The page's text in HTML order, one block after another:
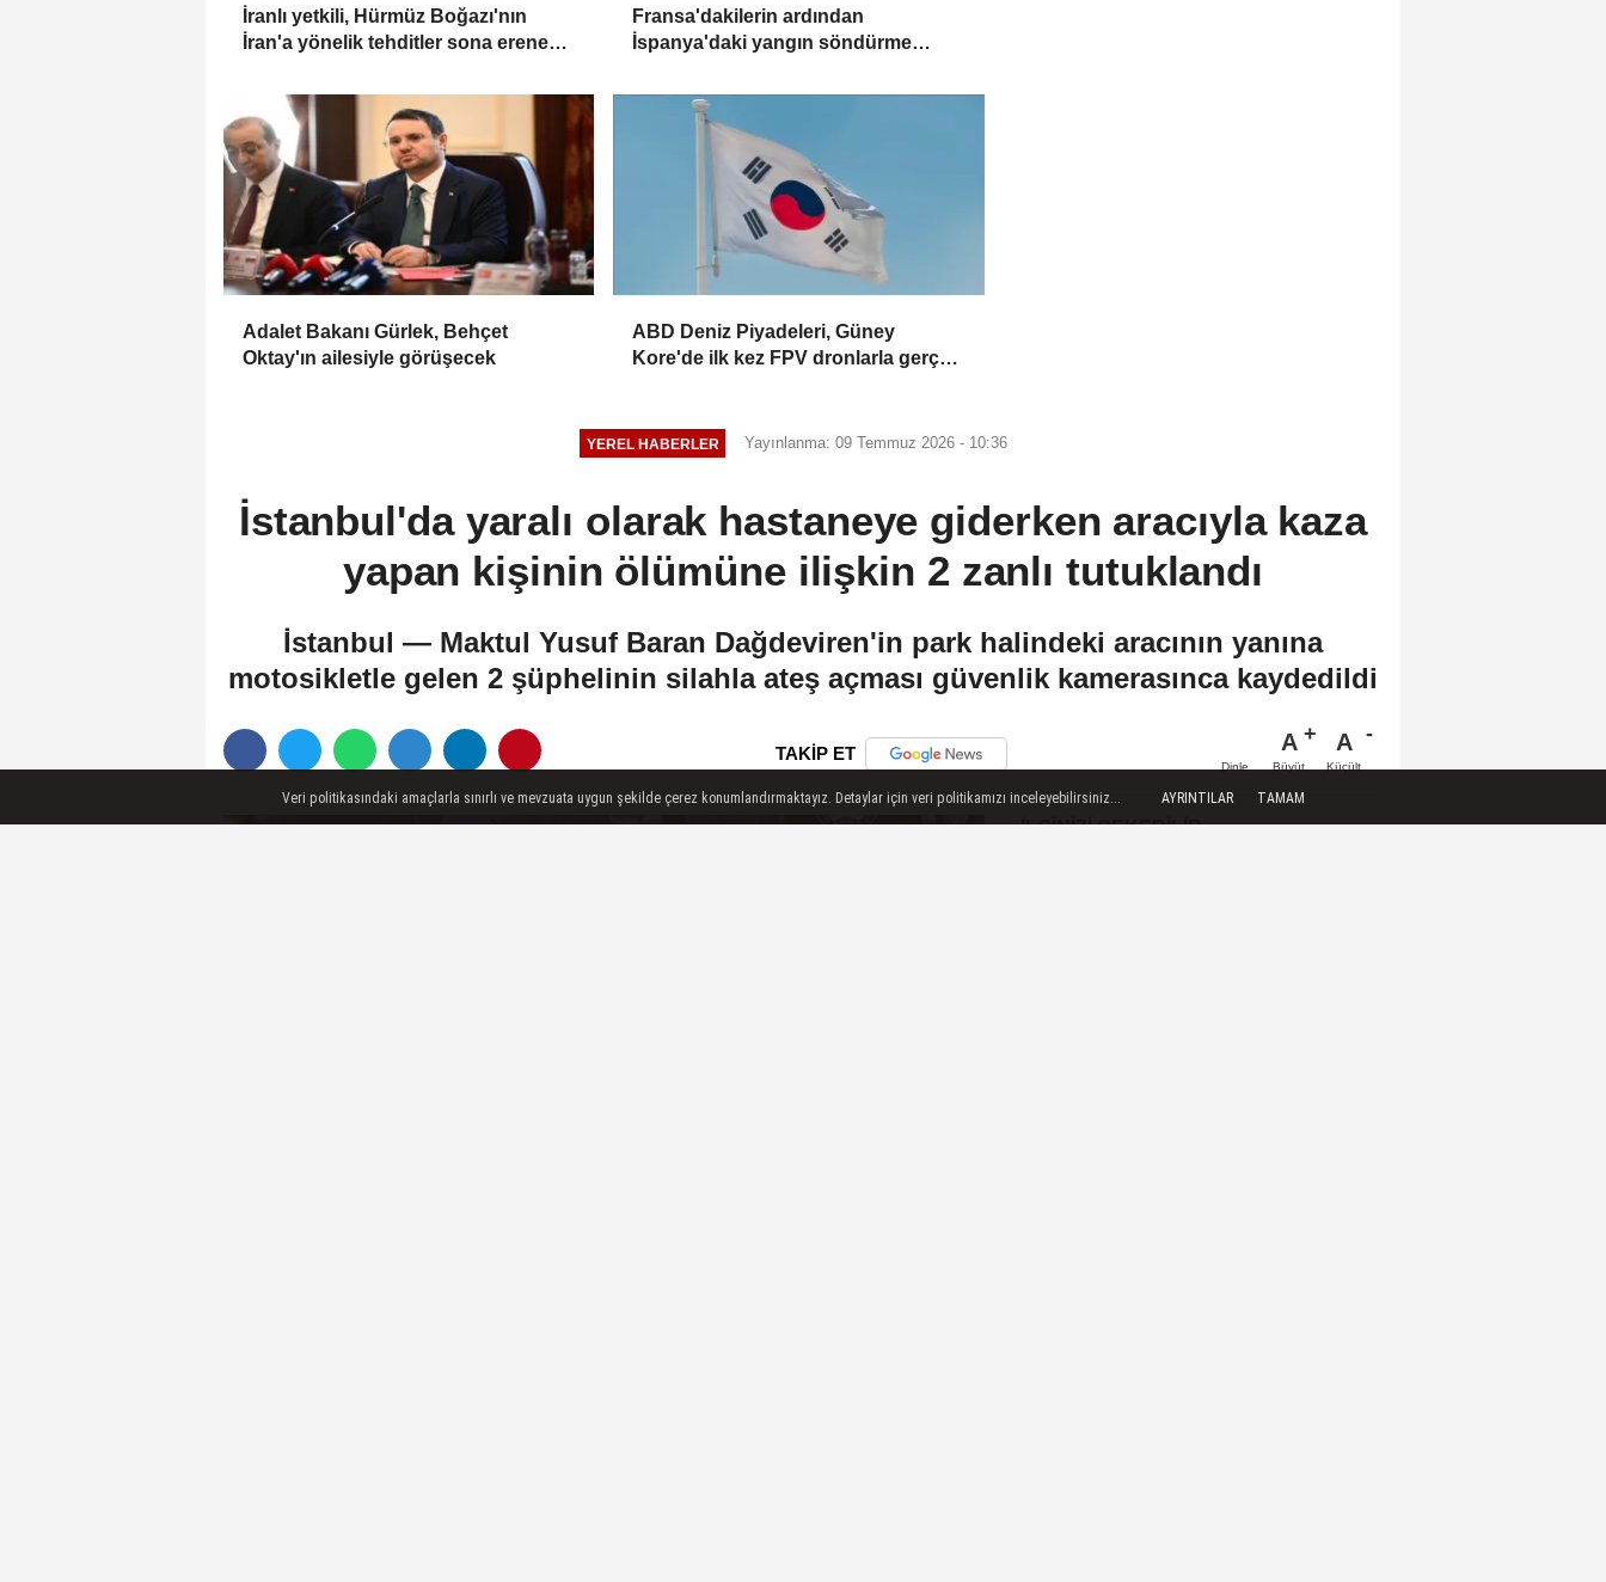
İranlı yetkili, Hürmüz Boğazı'nın
İran'a yönelik tehditler sona erene
Fransa'dakilerin ardından
İspanya'daki yangın söndürme
Adalet Bakanı Gürlek, Behçet
Oktay'ın ailesiyle görüşecek
ABD Deniz Piyadeleri, Güney
Kore'de ilk kez FPV dronlarla gerçek
YEREL HABERLER Yayınlanma: 09 Temmuz 2026 - 10:36
İstanbul'da yaralı olarak hastaneye giderken aracıyla kaza
yapan kişinin ölümüne ilişkin 2 zanlı tutuklandı
İstanbul — Maktul Yusuf Baran Dağdeviren'in park halindeki aracının yanına
motosikletle gelen 2 şüphelinin silahla ateş açması güvenlik kamerasınca kaydedildi
TAKİP ET
Dinle
A
Büyüt
A
Küçült
İLGINIZI ÇEKEBILIR
Veri politikasındaki amaçlarla sınırlı ve mevzuata uygun şekilde çerez konumlandırmaktayız. Detaylar için veri politikamızı inceleyebilirsiniz... AYRINTILAR TAMAM